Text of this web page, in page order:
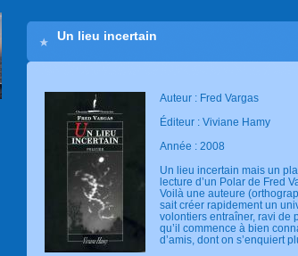
Un lieu incertain
Auteur : Fred Vargas
Éditeur : Viviane Hamy
Année : 2008
Un lieu incertain mais un
lecture d’un Polar de Fred
Voilà une auteure
sait créer rapidement un
volontiers entraîner, ravi de
qu’il commence à bien
d’amis, dont on s’enquiert